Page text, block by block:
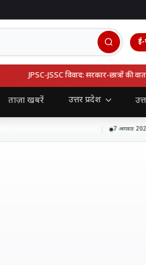
JPSC-JSSC विवाद: सरकार-छात्रों की
ताज़ा खबरें उत्तर प्रदेश
कर दी भावभीनी विदाई 7 अगस्त 2026